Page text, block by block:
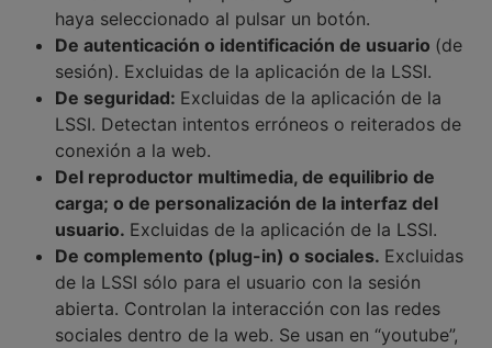
haya seleccionado al pulsar un botón.
De autenticación o identificación de usuario (de
sesión). Excluidas de la aplicación de la LSSI.
De seguridad: Excluidas de la aplicación de la
LSSI. Detectan intentos erróneos o reiterados de
conexión a la web.
Del reproductor multimedia, de equilibrio de
carga; o de personalización de la interfaz del
usuario. Excluidas de la aplicación de la LSSI.
De complemento (plug-in) o sociales. Excluidas
de la LSSI sólo para el usuario con la sesión
abierta. Controlan la interacción con las redes
sociales dentro de la web. Se usan en “youtube”,